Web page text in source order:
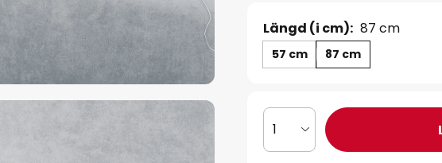
Längd (i cm): 87 cm
57 cm 87 cm
1